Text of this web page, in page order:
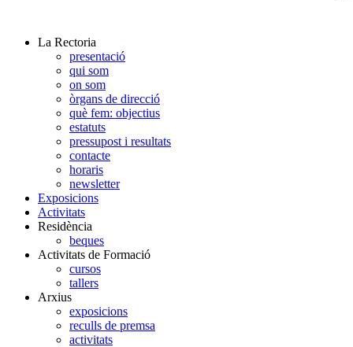
La Rectoria
presentació
qui som
on som
òrgans de direcció
què fem: objectius
estatuts
pressupost i resultats
contacte
horaris
newsletter
Exposicions
Activitats
Residència
beques
Activitats de Formació
cursos
tallers
Arxius
exposicions
reculls de premsa
activitats